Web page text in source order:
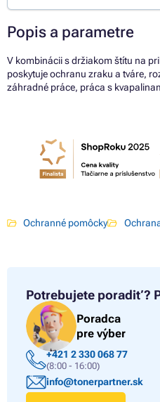
Popis a parametre
V kombinácii s držiakom štítu na
poskytuje ochranu zraku a tváre,
záhradné práce, práca s
Ochranné pomôcky
Potrebujete poradiť?
Poradca
pre výber
+421 2 330 068 77
(8:00 - 16:00)
info@tonerpartner.sk